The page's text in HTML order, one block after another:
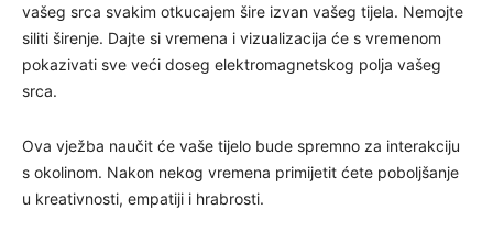
vašeg srca svakim otkucajem šire izvan vašeg tijela. Nemojte
siliti širenje. Dajte si vremena i vizualizacija će s vremenom
pokazivati sve veći doseg elektromagnetskog polja vašeg
srca.
Ova vježba naučit će vaše tijelo bude spremno za interakciju
s okolinom. Nakon nekog vremena primijetit ćete poboljšanje
u kreativnosti, empatiji i hrabrosti.